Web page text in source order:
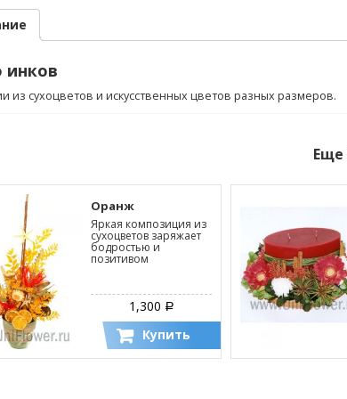
инков
из сухоцветов и искусственных цветов разных размеров.
Еще
Оранж
Яркая композиция из
сухоцветов заряжает
бодростью и
позитивом
1,300 Р
Купить